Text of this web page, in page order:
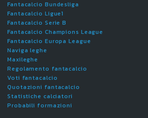
Fantacalcio Bundesliga
Fantacalcio Ligue1
Fantacalcio Serie B
Fantacalcio Champions League
Fantacalcio Europa League
Naviga leghe
Maxileghe
Regolamento fantacalcio
Voti fantacalcio
Quotazioni fantacalcio
Statistiche calciatori
Probabili formazioni